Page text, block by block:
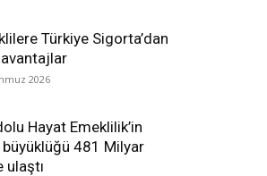
Türkiye Sigorta’dan
2026
Hayat Emeklilik’in
481 Milyar
ulaştı